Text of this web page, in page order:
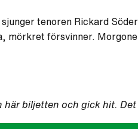
tenoren Rickard
mörkret försvinner.
här biljetten och gick hit.